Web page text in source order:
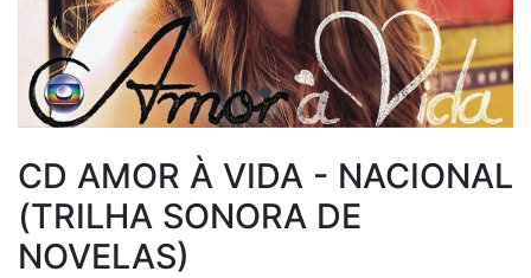
CD AMOR À VIDA - NACIONAL
(TRILHA SONORA DE
NOVELAS)